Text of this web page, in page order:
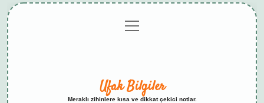
menüyü
aç
Ufak Bilgiler
Meraklı zihinlere kısa ve dikkat çekici notlar.